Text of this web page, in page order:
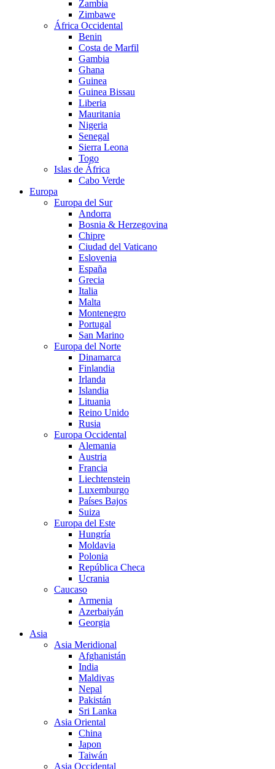
Zambia
Zimbawe
África Occidental
Benin
Costa de Marfil
Gambia
Ghana
Guinea
Guinea Bissau
Liberia
Mauritania
Nigeria
Senegal
Sierra Leona
Togo
Islas de África
Cabo Verde
Europa
Europa del Sur
Andorra
Bosnia & Herzegovina
Chipre
Ciudad del Vaticano
Eslovenia
España
Grecia
Italia
Malta
Montenegro
Portugal
San Marino
Europa del Norte
Dinamarca
Finlandia
Irlanda
Islandia
Lituania
Reino Unido
Rusia
Europa Occidental
Alemania
Austria
Francia
Liechtenstein
Luxemburgo
Países Bajos
Suiza
Europa del Este
Hungría
Moldavia
Polonia
República Checa
Ucrania
Caucaso
Armenia
Azerbaiyán
Georgia
Asia
Asia Meridional
Afghanistán
India
Maldivas
Nepal
Pakistán
Sri Lanka
Asia Oriental
China
Japon
Taiwán
Asia Occidental